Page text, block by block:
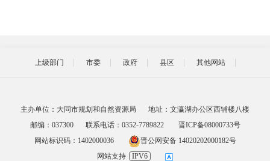
上级部门 市委 政府 县区 其他网站
主办单位：大同市规划和自然资源局
地址：文瀛湖办公区西辅楼八楼
邮编：037300
联系电话：0352-7789822
晋ICP备08000733号
网站标识码：1402000036
晋公网安备 14020202000182号
网站支持
IPV6